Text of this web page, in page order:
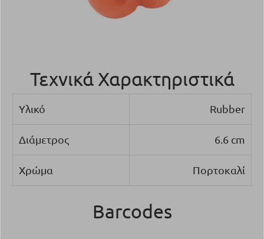
Τεχνικά Χαρακτηριστικά
Υλικό Rubber
Διάμετρος 6.6 cm
Χρώμα Πορτοκαλί
Barcodes